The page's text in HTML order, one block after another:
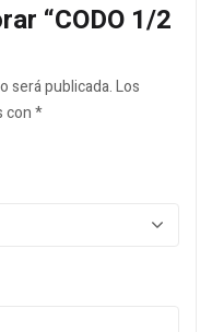
“CODO 1/2
será publicada.Los
con*